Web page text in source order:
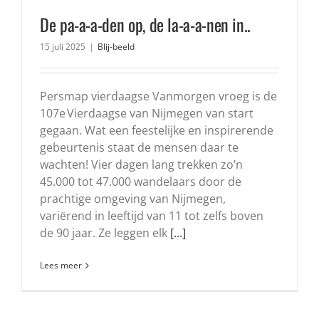
De pa-a-a-den op, de la-a-a-nen in..
15 juli 2025 | Blij-beeld
Persmap vierdaagse Vanmorgen vroeg is de
107e Vierdaagse van Nijmegen van start
gegaan. Wat een feestelijke en inspirerende
gebeurtenis staat de mensen daar te
wachten! Vier dagen lang trekken zo’n
45.000 tot 47.000 wandelaars door de
prachtige omgeving van Nijmegen,
variërend in leeftijd van 11 tot zelfs boven
de 90 jaar. Ze leggen elk [...]
Lees meer